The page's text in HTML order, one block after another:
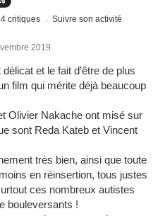
critiques Suivre son activité
2019
et le fait d’être de plus
film qui mérite déjà beaucoup
Olivier Nakache ont misé sur
sont Reda Kateb et Vincent
très bien, ainsi que toute
en réinsertion, tous justes
ces nombreux autistes
bouleversants !